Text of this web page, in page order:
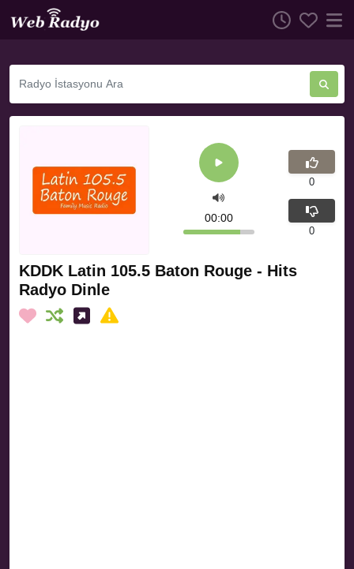
KDDK Latin 105.5 Baton Rouge - Hits
Radyo Dinle
00:00
0
0